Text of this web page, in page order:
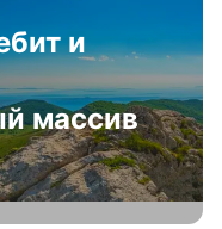
и
массив